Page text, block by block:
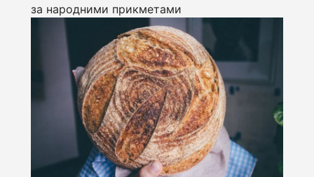
за народними прикметами